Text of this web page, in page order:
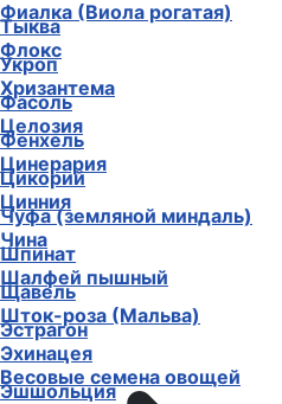
Фиалка (Виола рогатая)
Флокс
Хризантема
Целозия
Цинерария
Цинния
Чина
Шалфей пышный
Шток-роза (Мальва)
Эхинацея
Эшшольция
Тыква
Укроп
Фасоль
Фенхель
Цикорий
Чуфа (земляной миндаль)
Шпинат
Щавель
Эстрагон
Весовые семена овощей